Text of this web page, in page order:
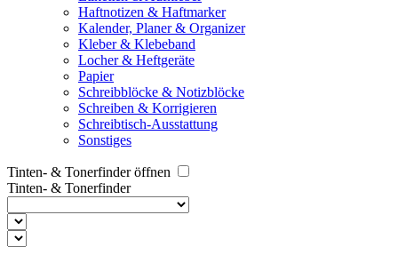
Haftnotizen & Haftmarker
Kalender, Planer & Organizer
Kleber & Klebeband
Locher & Heftgeräte
Papier
Schreibblöcke & Notizblöcke
Schreiben & Korrigieren
Schreibtisch-Ausstattung
Sonstiges
Tinten- & Tonerfinder öffnen
Tinten- & Tonerfinder